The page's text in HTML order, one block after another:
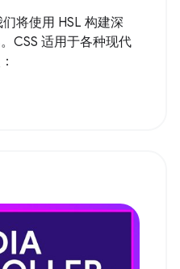
将使用 HSL 构建深
CSS 适用于各种现代